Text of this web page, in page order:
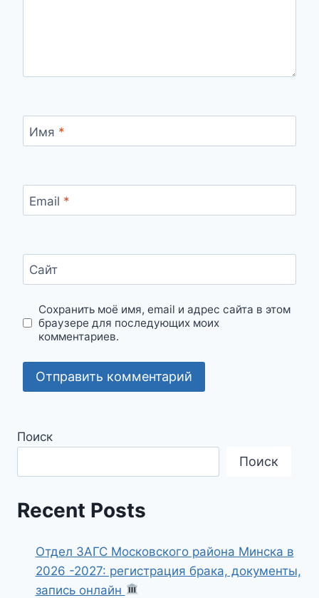
Имя *
Email *
Сайт
Сохранить моё имя, email и адрес сайта в этом
браузере для последующих моих
комментариев.
Поиск
Поиск
Recent Posts
Отдел ЗАГС Московского района Минска в
2026 -2027: регистрация брака, документы,
запись онлайн